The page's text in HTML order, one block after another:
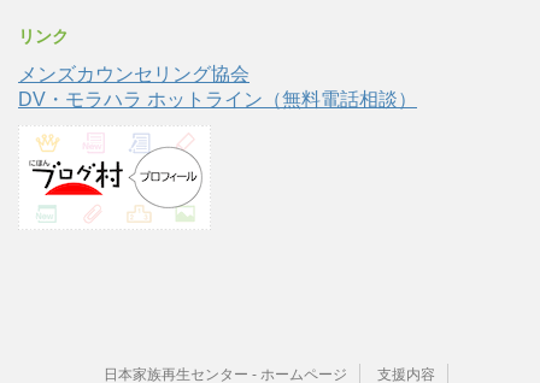
リンク
メンズカウンセリング協会
DV・モラハラ ホットライン（無料電話相談）
日本家族再生センター - ホームページ 支援内容